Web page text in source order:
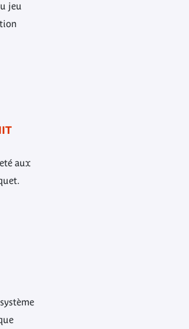
jeu
aux